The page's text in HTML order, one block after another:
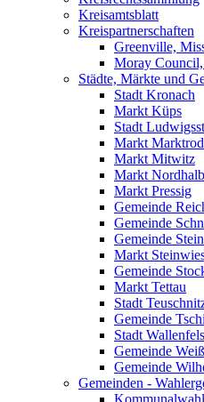
Kreisamtsblatt
Kreispartnerschaften
Greenville,
Moray
Städte, Märkte und
Stadt Kronach
Markt Küps
Stadt
Markt
Markt Mitwitz
Markt
Markt Pressig
Gemeinde
Gemeinde
Gemeinde
Markt
Gemeinde
Markt Tettau
Stadt
Gemeinde
Stadt Wallenfels
Gemeinde
Gemeinde
Gemeinden -